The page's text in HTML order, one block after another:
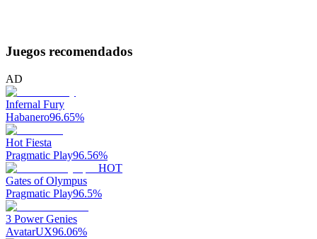
Juegos recomendados
AD
Infernal Fury
Habanero96.65%
Hot Fiesta
Pragmatic Play96.56%
HOT
Gates of Olympus
Pragmatic Play96.5%
3 Power Genies
AvatarUX96.06%